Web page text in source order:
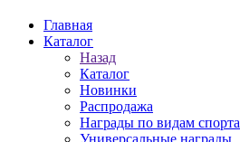
Главная
Каталог
Назад
Каталог
Новинки
Распродажа
Награды по видам спорта
Универсальные награды